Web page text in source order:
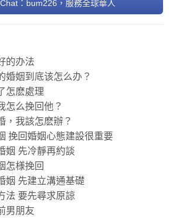
：bum226，服務全球華人
的办法
婚姻到底该怎么办？
怎麽處理
怎么挽回他？
，我該怎麽辦？
挽回婚姻心態建設很重要
姻 先冷靜再約談
怎様挽回
姻 先建立溝通基礎
法 要先尋求原諒
男朋友